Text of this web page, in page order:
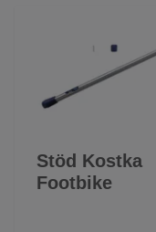
Stöd Kostka
Footbike